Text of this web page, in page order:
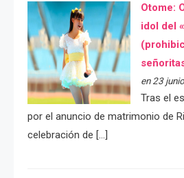
Otome:
idol del
en 23
Tras el
por el anuncio de matrimonio de
celebración de […]